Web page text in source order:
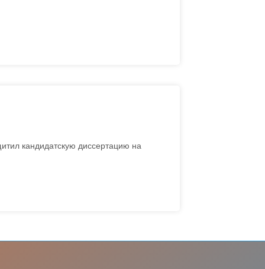
кандидатскую диссертацию на